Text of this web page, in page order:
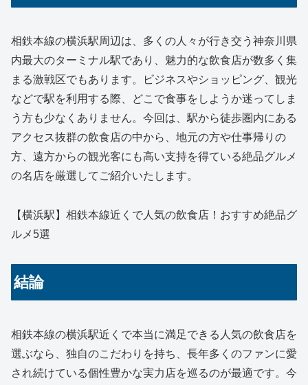
相鉄本線の横浜駅周辺は、多くの人々が行き交う神奈川県
内最大のターミナル駅であり、魅力的な飲食店が数多く集
まる激戦区でもあります。ビジネスやショッピング、観光
などで駅を利用する際、どこで食事をしようか迷ってしま
う方も少なくありません。今回は、駅から徒歩圏内にある
アクセス抜群の飲食店の中から、地元の方や仕事帰りの
方、遠方からの観光客にも高い支持を得ている絶品グルメ
の名店を厳選してご紹介いたします。
【横浜駅】相鉄本線近くで人気の飲食店！おすすめ絶品グ
ルメ5選
結論
相鉄本線の横浜駅近くで本当に満足できる人気の飲食店を
選ぶなら、独自のこだわりを持ち、長年多くのファンに愛
され続けている個性豊かな実力店を巡るのが最適です。今